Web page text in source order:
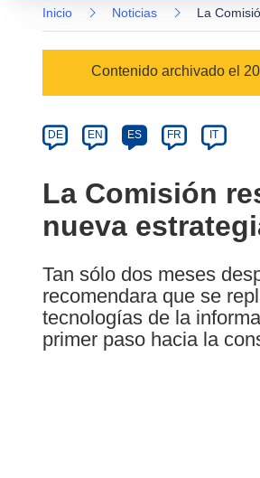
Inicio Noticias La
Category
Contenido archivado el
Article
available
the
following
languages:
DE EN ES FR IT
La Comisión
nueva
Tan sólo dos meses
recomendara que se
tecnologías de la
primer paso hacia la